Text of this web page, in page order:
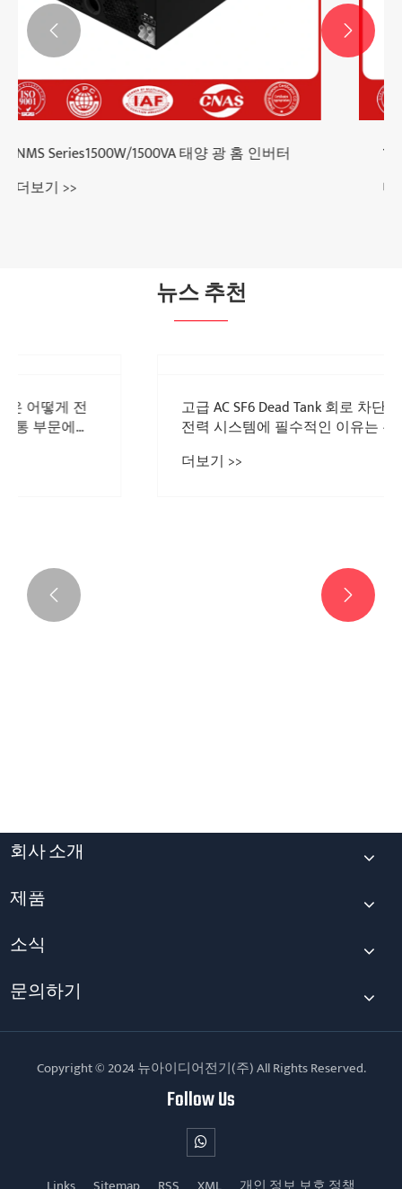
실외 고전압 AC SF6 회로 차단기
더보기 >>
 
뉴스 추천
 
회사 소개
제품
소식
문의하기
Copyright © 2024 뉴아이디어전기(주) All Rights Reserved.
Follow Us